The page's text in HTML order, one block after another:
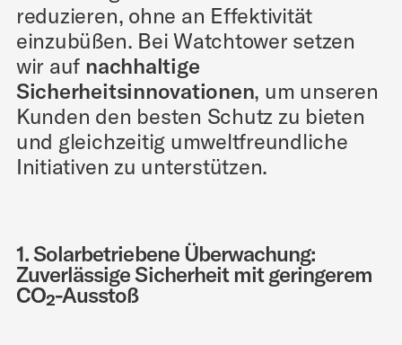
reduzieren, ohne an Effektivität
einzubüßen. Bei Watchtower setzen
wir auf nachhaltige
Sicherheitsinnovationen, um unseren
Kunden den besten Schutz zu bieten
und gleichzeitig umweltfreundliche
Initiativen zu unterstützen.
1. Solarbetriebene Überwachung:
Zuverlässige Sicherheit mit geringerem
CO₂-Ausstoß